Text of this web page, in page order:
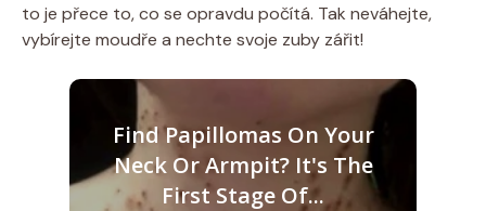
to je přece to, co se opravdu počítá. Tak neváhejte,
vybírejte moudře a nechte svoje zuby zářit!
Find Papillomas On Your
Neck Or Armpit? It's The
First Stage Of...